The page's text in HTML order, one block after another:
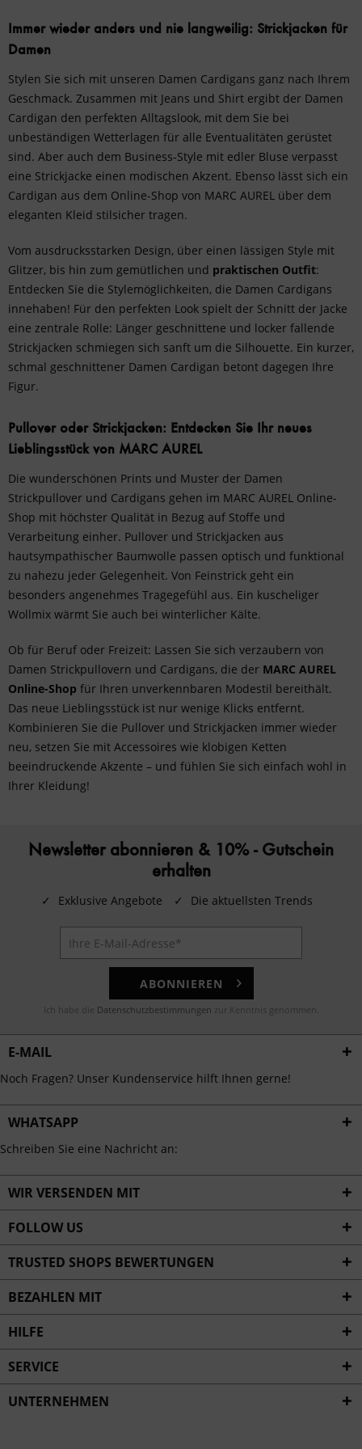
Immer wieder anders und nie langweilig: Strickjacken für
Damen
Stylen Sie sich mit unseren Damen Cardigans ganz nach Ihrem
Geschmack. Zusammen mit Jeans und Shirt ergibt der Damen
Cardigan den perfekten Alltagslook, mit dem Sie bei
unbeständigen Wetterlagen für alle Eventualitäten gerüstet
sind. Aber auch dem Business-Style mit edler Bluse verpasst
eine Strickjacke einen modischen Akzent. Ebenso lässt sich ein
Cardigan aus dem Online-Shop von MARC AUREL über dem
eleganten Kleid stilsicher tragen.
Vom ausdrucksstarken Design, über einen lässigen Style mit
Glitzer, bis hin zum gemütlichen und praktischen Outfit:
Entdecken Sie die Stylemöglichkeiten, die Damen Cardigans
innehaben! Für den perfekten Look spielt der Schnitt der Jacke
eine zentrale Rolle: Länger geschnittene und locker fallende
Strickjacken schmiegen sich sanft um die Silhouette. Ein kurzer,
schmal geschnittener Damen Cardigan betont dagegen Ihre
Figur.
Pullover oder Strickjacken: Entdecken Sie Ihr neues
Lieblingsstück von MARC AUREL
Die wunderschönen Prints und Muster der Damen
Strickpullover und Cardigans gehen im MARC AUREL Online-
Shop mit höchster Qualität in Bezug auf Stoffe und
Verarbeitung einher. Pullover und Strickjacken aus
hautsympathischer Baumwolle passen optisch und funktional
zu nahezu jeder Gelegenheit. Von Feinstrick geht ein
besonders angenehmes Tragegefühl aus. Ein kuscheliger
Wollmix wärmt Sie auch bei winterlicher Kälte.
Ob für Beruf oder Freizeit: Lassen Sie sich verzaubern von
Damen Strickpullovern und Cardigans, die der MARC AUREL
Online-Shop für Ihren unverkennbaren Modestil bereithält.
Das neue Lieblingsstück ist nur wenige Klicks entfernt.
Kombinieren Sie die Pullover und Strickjacken immer wieder
neu, setzen Sie mit Accessoires wie klobigen Ketten
beeindruckende Akzente – und fühlen Sie sich einfach wohl in
Ihrer Kleidung!
Newsletter abonnieren & 10% - Gutschein
erhalten
✓ Exklusive Angebote ✓ Die aktuellsten Trends
ABONNIEREN
Ich habe die Datenschutzbestimmungen zur Kenntnis genommen.
E-MAIL
Noch Fragen? Unser Kundenservice hilft Ihnen gerne!
WHATSAPP
Schreiben Sie eine Nachricht an:
WIR VERSENDEN MIT
FOLLOW US
TRUSTED SHOPS BEWERTUNGEN
BEZAHLEN MIT
HILFE
SERVICE
UNTERNEHMEN